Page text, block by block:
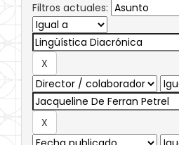
Filtros actuales: